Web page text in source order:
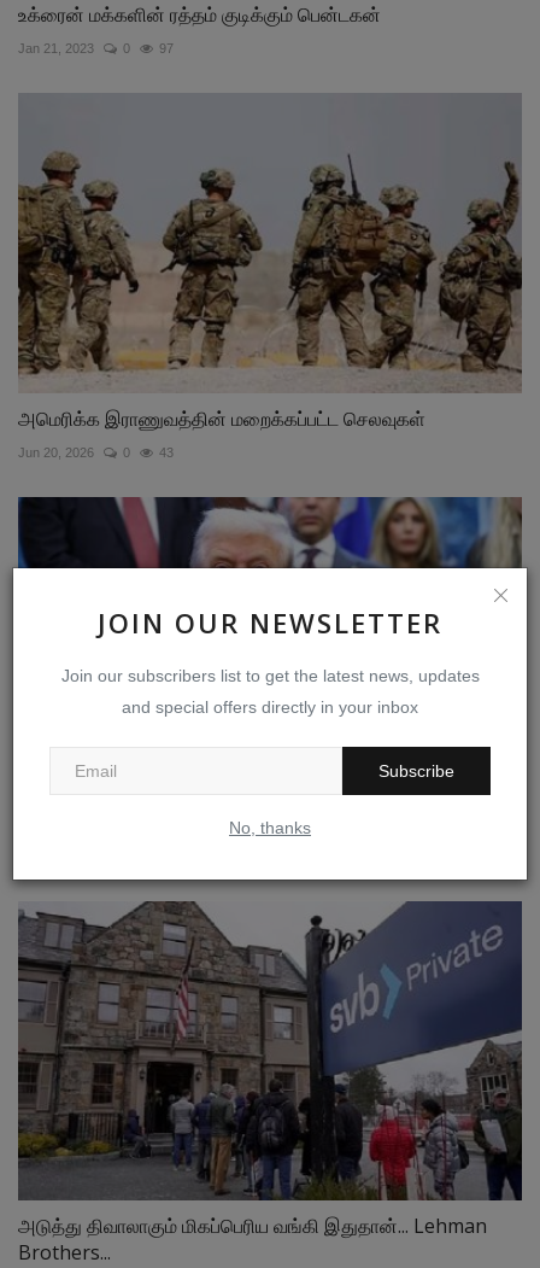
JOIN OUR NEWSLETTER
Join our subscribers list to get the latest news, updates
and special offers directly in your inbox
Subscribe
No, thanks
உக்ரைன் மக்களின் ரத்தம் குடிக்கும் பென்டகன்
Jan 21, 2023 0 97
அமெரிக்க இராணுவத்தின் மறைக்கப்பட்ட செலவுகள்
Jun 20, 2026 0 43
"மீண்டும் அவர்கள் நம்மை நேசிப்பார்கள்": வர்த்தக ஒப்பந்த...
அடுத்து திவாலாகும் மிகப்பெரிய வங்கி இதுதான்... Lehman
Brothers...